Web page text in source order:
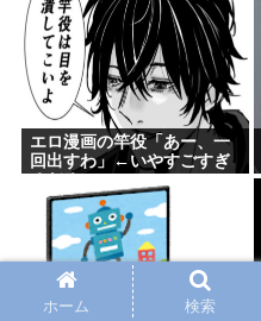
エロ漫画の竿役「あー、一
回出すわ」←いやすごすぎ
ホーム 検索